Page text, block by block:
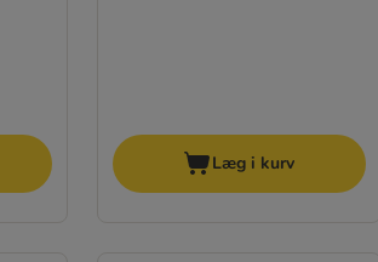
Læg i kurv